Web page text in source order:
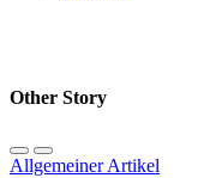
Other Story
Allgemeiner Artikel